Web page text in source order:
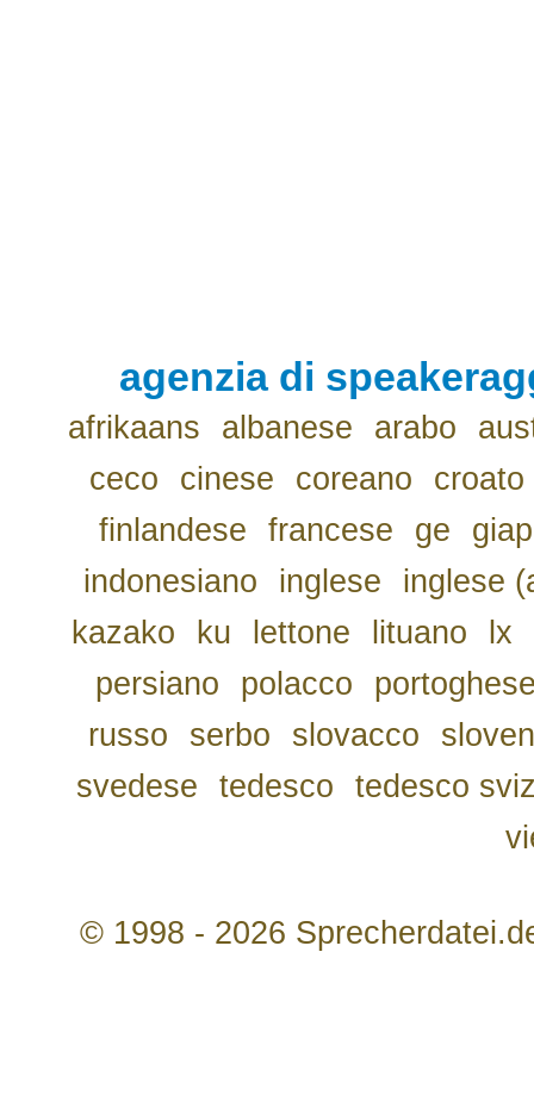
agenzia di
afrikaans albanese arabo
ceco
cinese coreano
croato
finlandese
francese ge
indonesiano
inglese
inglese
kazako
ku lettone lituano lx
persiano
polacco
russo
serbo slovacco
svedese
tedesco
tedesco
© 1998 - 2026